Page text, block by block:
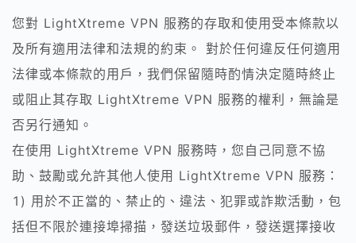
您對 LightXtreme VPN 服務的存取和使用受本條款以
及所有適用法律和法規的約束。 對於任何違反任何適用
法律或本條款的用戶，我們保留隨時酌情決定隨時終止
或阻止其存取 LightXtreme VPN 服務的權利，無論是
否另行通知。
在使用 LightXtreme VPN 服務時，您自己同意不協
助、鼓勵或允許其他人使用 LightXtreme VPN 服務：
1) 用於不正當的、禁止的、違法、犯罪或詐欺活動，包
括但不限於連接埠掃描，發送垃圾郵件，發送選擇接收